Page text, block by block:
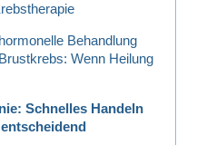
Behandlung
Wenn Heilung
Schnelles Handeln